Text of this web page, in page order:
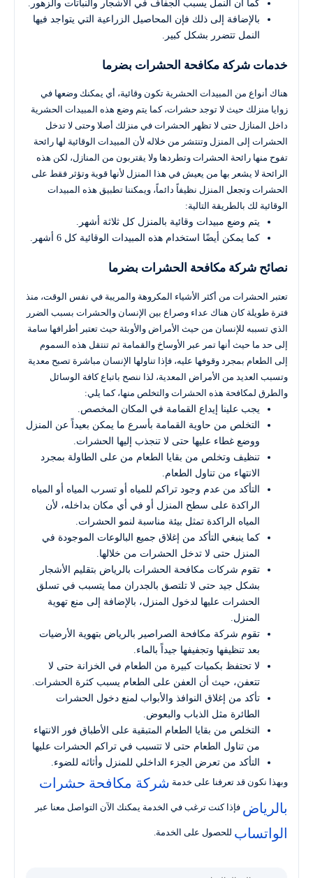
كما أن النمل يسبب الجفاف في الأشجار والنباتات والزهور.
بالإضافة إلى ذلك فإن المحاصيل الزراعية التي يتواجد فيها
النمل تتضرر بشكل كبير.
خدمات شركة مكافحة الحشرات بضرما
هناك أنواع من المبيدات الحشرية تكون وقائية، أي يمكنك وضعها في
زوايا منزلك حيث لا توجد حشرات، كما يتم وضع هذه المبيدات الحشرية
داخل المنازل حتى لا تظهر الحشرات في منزلك أصلا وحتى لا تدخل
الحشرات إلى المنزل وتنتشر من خلاله لأن المبيدات الوقائية لها رائحة
تفوح منها رائحة الحشرات وتطردها ولا يقتربون من المنازل، لكن هذه
الرائحة لا يشعر بها من يعيش في هذا المنزل لأنها قوية وتؤثر فقط على
الحشرات وتجعل المنزل نظيفاً دائماً، ويمكننا تطبيق هذه المبيدات
الوقائية لك بالطريقة التالية:
يتم وضع مبيدات وقائية بالمنزل كل ثلاثة أشهر.
كما يمكن أيضًا استخدام هذه المبيدات الوقائية كل 6 أشهر.
نصائح شركة مكافحة الحشرات بضرما
تعتبر الحشرات من أكثر الأشياء المكروهة والمريبة في نفس الوقت، منذ
فترة طويلة كان هناك عداء وصراع بين الإنسان والحشرات بسبب الضرر
الذي تسببه للإنسان من حيث الأمراض والأوبئة حيث تعتبر أطرافها سامة
إلى حد ما حيث أنها تمر عبر الأوساخ والقمامة ثم تنتقل هذه السموم
إلى الطعام بمجرد وقوفها عليه، فإذا تناولها الإنسان مباشرة تصبح معدية
وتسبب العديد من الأمراض المعدية، لذا ننصح باتباع كافة الوسائل
والطرق لمكافحة هذه الحشرات والتخلص منها، كما يلي:
يجب علينا إيداع القمامة في المكان المخصص.
التخلص من حاوية القمامة بأسرع ما يمكن بعيداً عن المنزل
ووضع غطاء عليها حتى لا تنجذب إليها الحشرات.
تنظيف وتخلص من بقايا الطعام من على الطاولة بمجرد
الانتهاء من تناول الطعام.
التأكد من عدم وجود تراكم للمياه أو تسرب المياه أو المياه
الراكدة على سطح المنزل أو في أي مكان بداخله، لأن
المياه الراكدة تمثل بيئة مناسبة لنمو الحشرات.
كما ينبغي التأكد من إغلاق جميع البالوعات الموجودة في
المنزل حتى لا تدخل الحشرات من خلالها.
تقوم شركات مكافحة الحشرات بالرياض بتقليم الأشجار
بشكل جيد حتى لا تلتصق بالجدران مما يتسبب في تسلق
الحشرات عليها لدخول المنزل، بالإضافة إلى منع تهوية
المنزل.
تقوم شركة مكافحة الصراصير بالرياض بتهوية الأرضيات
بعد تنظيفها وتجفيفها جيداً بالماء.
لا تحتفظ بكميات كبيرة من الطعام في الخزانة حتى لا
تتعفن، حيث أن العفن على الطعام يسبب كثرة الحشرات.
تأكد من إغلاق النوافذ والأبواب لمنع دخول الحشرات
الطائرة مثل الذباب والبعوض.
التخلص من بقايا الطعام المتبقية على الأطباق فور الانتهاء
من تناول الطعام حتى لا تتسبب في تراكم الحشرات عليها
التأكد من تعرض الجزء الداخلي للمنزل وأثاثه للضوء.
وبهذا نكون قد تعرفنا على خدمة شركة مكافحة حشرات
بالرياض فإذا كنت ترغب في الخدمة يمكنك الآن التواصل معنا عبر
الواتساب للحصول على الخدمة.